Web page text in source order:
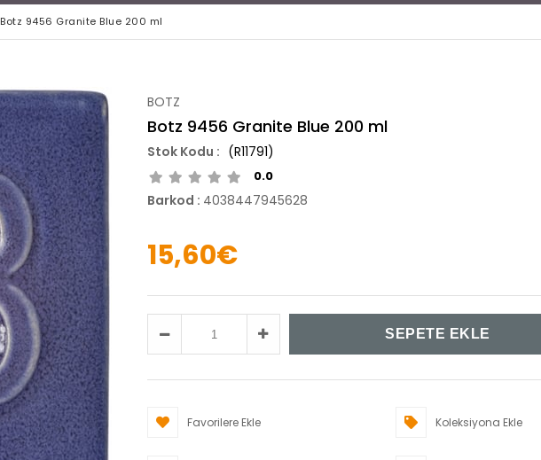
Botz 9456 Granite Blue 200 ml
BOTZ
Botz 9456 Granite Blue 200 ml
(R11791)
0.0
Barkod : 4038447945628
15,60€
Favorilere Ekle Koleksiyona Ekle